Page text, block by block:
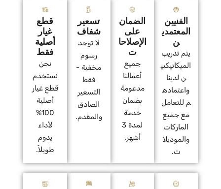
الفنيين
المعتمدي
ن
يتم تدريب
الميكانيكيي
ن لدينا
واعتماده
م للتعامل
مع جميع
الماركات
والموديلا
ت.
الضمان
على
الإصلاحا
ت
جميع
أعمالنا
مدعومة
بضمان
خدمة
لمدة 3
أشهر.
تسعير
شفاف
لا توجد
رسوم
مخفية -
فقط
التسعير
الصادق
والمقدم.
قطع
غيار
أصلية
فقط
نحن
نستخدم
قطع غيار
أصلية
100%
لأداء
يدوم
طويلاً.